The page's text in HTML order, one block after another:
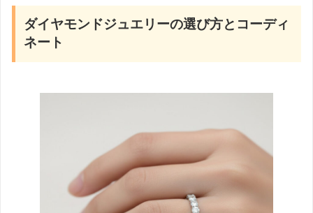
ダイヤモンドジュエリーの選び方とコーディ
ネート